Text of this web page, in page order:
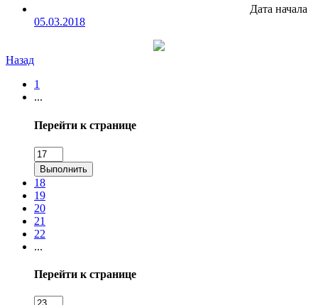
Дата начала
05.03.2018
Назад
1
...
Перейти к странице
Выполнить
18
19
20
21
22
...
Перейти к странице